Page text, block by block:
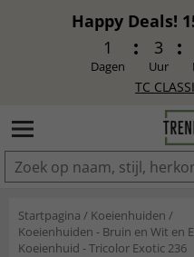
Happy Deals!
1
Dagen
3
Uur
TC
IN DE
Startpagina / Koeienhuiden /
Koeienhuiden - Bruin en Wit en
Koeienhuid - Tricolor Exotic 236